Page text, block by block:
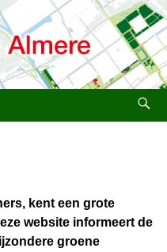
kent een grote
website informeert de
groene